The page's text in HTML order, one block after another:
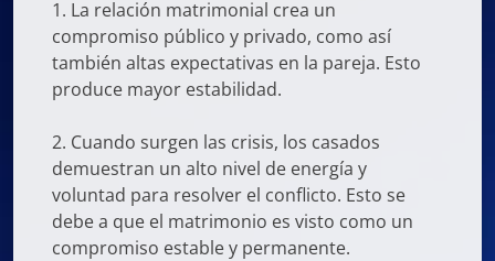
1. La relación matrimonial crea un
compromiso público y privado, como así
también altas expectativas en la pareja. Esto
produce mayor estabilidad.
2. Cuando surgen las crisis, los casados
demuestran un alto nivel de energía y
voluntad para resolver el conflicto. Esto se
debe a que el matrimonio es visto como un
compromiso estable y permanente.